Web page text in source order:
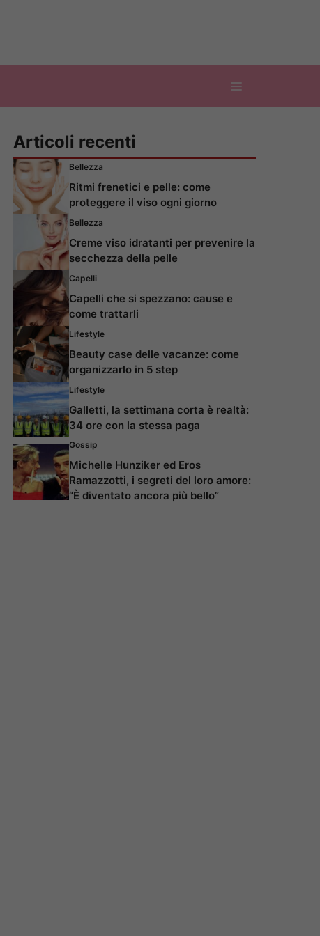
Articoli recenti
Bellezza
Ritmi frenetici e pelle: come
proteggere il viso ogni giorno
Bellezza
Creme viso idratanti per prevenire la
secchezza della pelle
Capelli
Capelli che si spezzano: cause e
come trattarli
Lifestyle
Beauty case delle vacanze: come
organizzarlo in 5 step
Lifestyle
Galletti, la settimana corta è realtà:
34 ore con la stessa paga
Gossip
Michelle Hunziker ed Eros
Ramazzotti, i segreti del loro amore:
“È diventato ancora più bello”